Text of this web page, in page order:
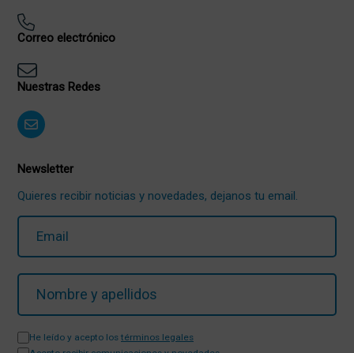
Correo electrónico
Nuestras Redes
Newsletter
Quieres recibir noticias y novedades, dejanos tu email.
He leído y acepto los términos legales